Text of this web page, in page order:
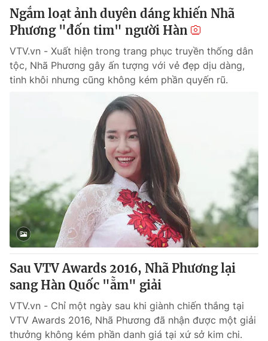
Góc doanh nghiệp
Truyền hình
Phim VTV
Hậu trường
Nhân vật
Giải trí
Điện ảnh
Đời sống
Chất lượng cuộc sống
Hitech Công nghệ tương lai
Sản phẩm
Thị trường
Tư vấn
Giao lưu trực tuyến
Lịch phát sóng
Chuyên mục khác
Emagazine Podcast
Photo Infographic
Ngắm loạt ảnh duyên dáng khiến Nhã
Phương "đốn tim" người Hàn
VTV.vn - Xuất hiện trong trang phục truyền thống dân
tộc, Nhã Phương gây ấn tượng với vẻ đẹp dịu dàng,
tinh khôi nhưng cũng không kém phần quyến rũ.
Sau VTV Awards 2016, Nhã Phương lại
sang Hàn Quốc "ẵm" giải
VTV.vn - Chỉ một ngày sau khi giành chiến thắng tại
VTV Awards 2016, Nhã Phương đã nhận được một giải
thưởng không kém phần danh giá tại xứ sở kim chi.